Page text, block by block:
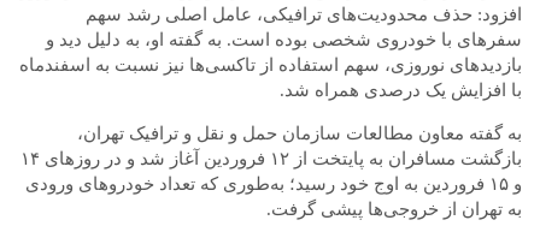
افزود: حذف محدودیت‌های ترافیکی، عامل اصلی رشد سهم
سفرهای با خودروی شخصی بوده است. به گفته او، به دلیل دید و
بازدیدهای نوروزی، سهم استفاده از تاکسی‌ها نیز نسبت به اسفندماه
با افزایش یک درصدی همراه شد.
به گفته معاون مطالعات سازمان حمل و نقل و ترافیک تهران،
بازگشت مسافران به پایتخت از ۱۲ فروردین آغاز شد و در روزهای ۱۴
و ۱۵ فروردین به اوج خود رسید؛ به‌طوری که تعداد خودروهای ورودی
به تهران از خروجی‌ها پیشی گرفت.